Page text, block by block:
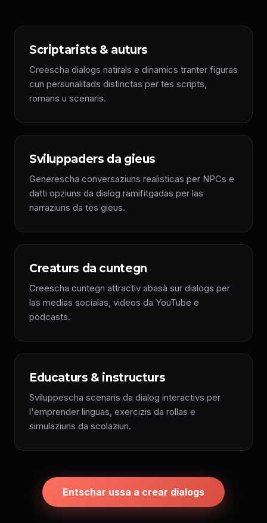
Scriptarists & auturs
Creescha dialogs natirals e dinamics tranter figuras
cun persunalitads distinctas per tes scripts,
romans u scenaris.
Sviluppaders da gieus
Generescha conversaziuns realisticas per NPCs e
datti opziuns da dialog ramifitgadas per las
narraziuns da tes gieus.
Creaturs da cuntegn
Creescha cuntegn attractiv abasà sur dialogs per
las medias socialas, videos da YouTube e
podcasts.
Educaturs & instructurs
Sviluppescha scenaris da dialog interactivs per
l'emprender linguas, exercizis da rollas e
simulaziuns da scolaziun.
Entschar ussa a crear dialogs